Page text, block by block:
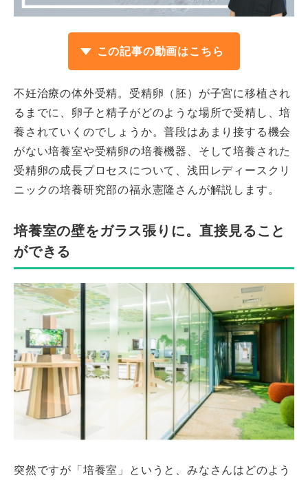
この記事の動画はこちら
不妊治療の体外受精。受精卵（胚）が子宮に移植され
るまでに、卵子と精子がどのような場所で受精し、培
養されていくのでしょうか。普段はあまり接する機会
がない培養室や受精卵の培養機器、そして培養された
受精卵の成長プロセスについて、浅田レディースクリ
ニックの培養研究部の福永憲隆さんが解説します。
培養室の壁をガラス張りに。直接見ること
ができる
突然ですが「培養室」というと、みなさんはどのよう